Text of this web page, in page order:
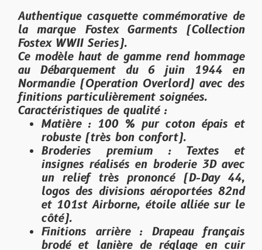
Authentique casquette commémorative de
la marque Fostex Garments (Collection
Fostex WWII Series).
Ce modèle haut de gamme rend hommage
au Débarquement du 6 juin 1944 en
Normandie (Operation Overlord) avec des
finitions particulièrement soignées.
Caractéristiques de qualité :
Matière: 100 % pur coton épais et
robuste (très bon confort).
Broderies premium: Textes et
insignes réalisés en broderie 3D avec
un relief très prononcé (D-Day 44,
logos des divisions aéroportées 82nd
et 101st Airborne, étoile alliée sur le
côté).
Finitions arrière: Drapeau français
brodé et lanière de réglage en cuir